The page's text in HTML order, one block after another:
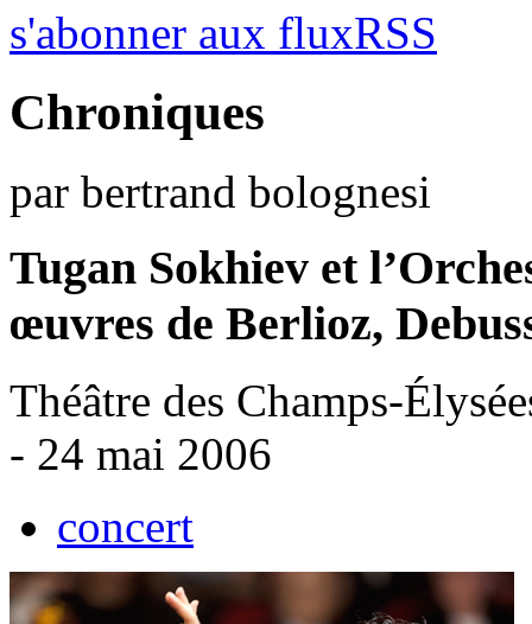
s'abonner aux fluxRSS
Chroniques
par bertrand bolognesi
Tugan Sokhiev et
œuvres de Berlioz,
Théâtre des Champs-
- 24 mai 2006
concert